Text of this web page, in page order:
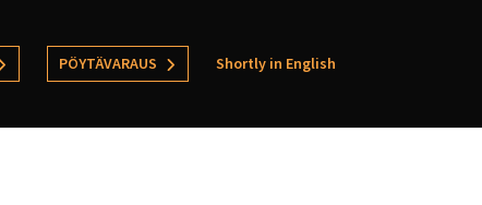
PÖYTÄVARAUS Shortly in English